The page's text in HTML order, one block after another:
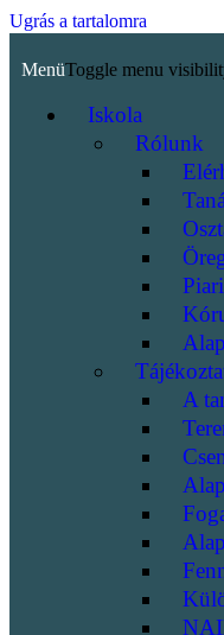
Ugrás a tartalomra
MenüToggle menu
Iskola
Rólunk
A